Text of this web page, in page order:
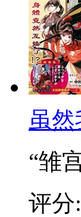
虽
“雏
评分: